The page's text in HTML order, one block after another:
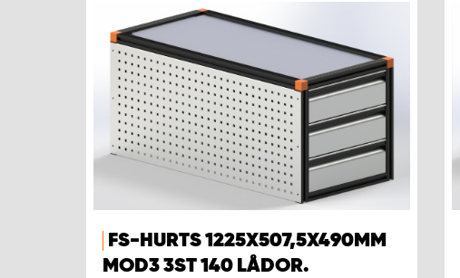
FS-HURTS 1225X507,5X490MM
MOD3 3ST 140 LÅDOR.